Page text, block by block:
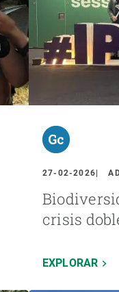
27-02-2026
crisis
EXPLORAR